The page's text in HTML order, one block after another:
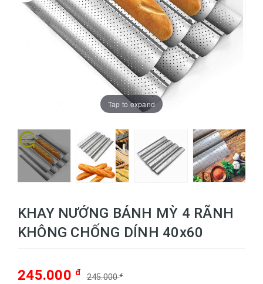
Tap to expand
KHAY NƯỚNG BÁNH MỲ 4 RÃNH
KHÔNG CHỐNG DÍNH 40x60
245.000 đ 245.000đ